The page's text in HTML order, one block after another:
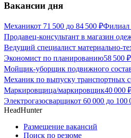
Вакансии дня
Механикот 71 500 до 84 500 ₽
Продавец-консультант в магазин
Ведущий специалист материально-
Экономист по планированию58 500 ₽
Мойщик-уборщик подвижного
Механик по выпуску транспортных
Маркировщица/маркировщик40 000
Электрогазосварщикот 60 000 до 100
HeadHunter
Размещение вакансий
Поиск по резюме